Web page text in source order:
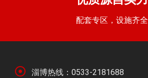
配套专区，设施齐全
淄博热线：0533-2181688